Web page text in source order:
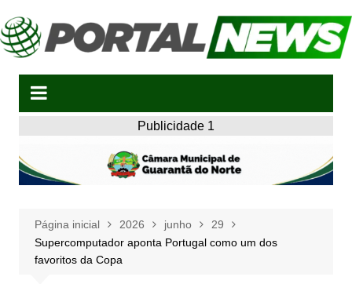
para
o
Publicidade 1
Página inicial 2026 junho
29
Supercomputador aponta Portugal como um dos
favoritos da Copa